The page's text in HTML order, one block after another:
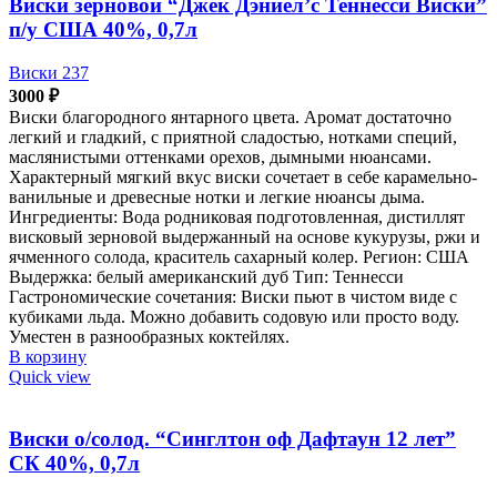
Виски зерновой “Джек Дэниел’с Теннесси Виски”
п/у США 40%, 0,7л
Виски 237
3000 ₽
Виски благородного янтарного цвета. Аромат достаточно
легкий и гладкий, с приятной сладостью, нотками специй,
маслянистыми оттенками орехов, дымными нюансами.
Характерный мягкий вкус виски сочетает в себе карамельно-
ванильные и древесные нотки и легкие нюансы дыма.
Ингредиенты: Вода родниковая подготовленная, дистиллят
висковый зерновой выдержанный на основе кукурузы, ржи и
ячменного солода, краситель сахарный колер. Регион: США
Выдержка: белый американский дуб Тип: Теннесси
Гастрономические сочетания: Виски пьют в чистом виде с
кубиками льда. Можно добавить содовую или просто воду.
Уместен в разнообразных коктейлях.
В корзину
Quick view
Виски о/солод. “Синглтон оф Дафтаун 12 лет”
СК 40%, 0,7л